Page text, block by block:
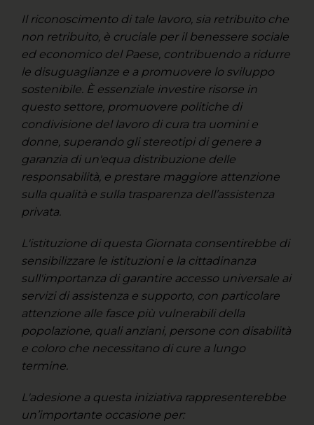
Il riconoscimento di tale lavoro, sia retribuito che
non retribuito, è cruciale per il benessere sociale
ed economico del Paese, contribuendo a ridurre
le disuguaglianze e a promuovere lo sviluppo
sostenibile. È essenziale investire risorse in
questo settore, promuovere politiche di
condivisione del lavoro di cura tra uomini e
donne, superando gli stereotipi di genere a
garanzia di un'equa distribuzione delle
responsabilità, e prestare maggiore attenzione
sulla qualità e sulla trasparenza dell’assistenza
privata.
L'istituzione di questa Giornata consentirebbe di
sensibilizzare le istituzioni e la cittadinanza
sull'importanza di garantire accesso universale ai
servizi di assistenza e supporto, con particolare
attenzione alle fasce più vulnerabili della
popolazione, quali anziani, persone con disabilità
e coloro che necessitano di cure a lungo
termine.
L'adesione a questa iniziativa rappresenterebbe
un’importante occasione per: